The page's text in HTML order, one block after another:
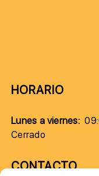
HORARIO
Lunes a viernes:
Cerrado
CONTACTO